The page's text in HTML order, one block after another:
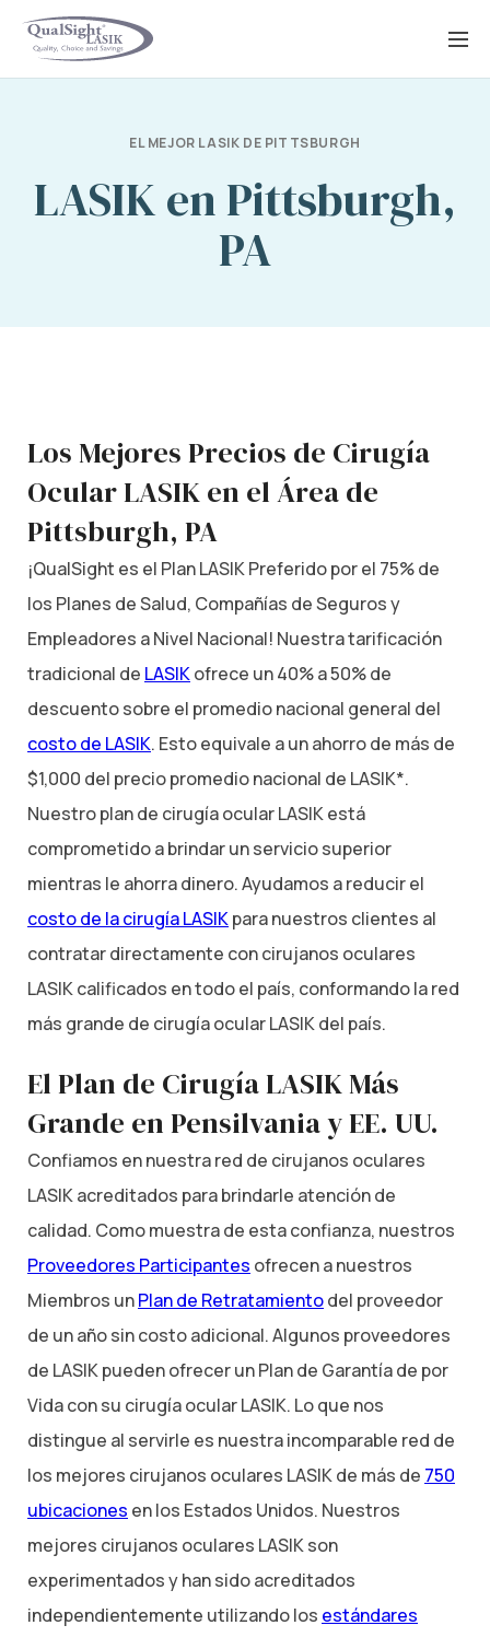
Saltar
EL MEJOR LASIK DE PITTSBURGH
LASIK en Pittsburgh,
PA
Los Mejores Precios de Cirugía
Ocular LASIK en el Área de
Pittsburgh, PA
¡QualSight es el Plan LASIK Preferido por el 75% de
los Planes de Salud, Compañías de Seguros y
Empleadores a Nivel Nacional! Nuestra tarificación
tradicional de LASIKofrece un 40% a 50% de
descuento sobre el promedio nacional general del
costo de LASIK. Esto equivale a un ahorro de más de
$1,000 del precio promedio nacional de LASIK*.
Nuestro plan de cirugía ocular LASIK está
comprometido a brindar un servicio superior
mientras le ahorra dinero. Ayudamos a reducir el
costo de la cirugía LASIKpara nuestros clientes al
contratar directamente con cirujanos oculares
LASIK calificados en todo el país, conformando la red
más grande de cirugía ocular LASIK del país.
El Plan de Cirugía LASIK Más
Grande en Pensilvania y EE. UU.
Confiamos en nuestra red de cirujanos oculares
LASIK acreditados para brindarle atención de
calidad. Como muestra de esta confianza, nuestros
Proveedores Participantes ofrecen a nuestros
Miembros unPlan de Retratamientodel proveedor
de un año sin costo adicional. Algunos proveedores
de LASIK pueden ofrecer un Plan de Garantía de por
Vida con su cirugía ocular LASIK. Lo que nos
distingue al servirle es nuestra incomparable red de
los mejores cirujanos oculares LASIK de más de 750
ubicaciones en los Estados Unidos. Nuestros
mejores cirujanos oculares LASIK son
experimentados y han sido acreditados
independientemente utilizando los estándares